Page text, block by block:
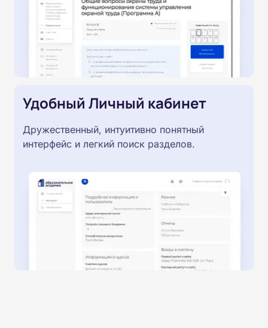
Удобный Личный кабинет
Дружественный, интуитивно понятный
интерфейс и легкий поиск разделов.